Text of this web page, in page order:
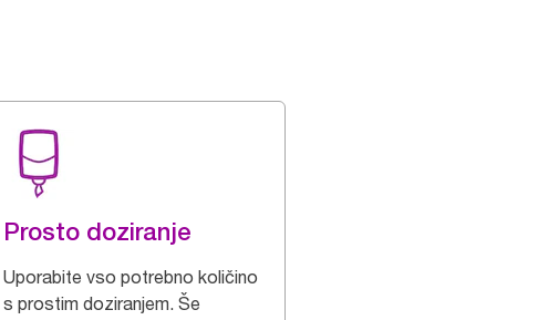
Prosto doziranje
Uporabite vso potrebno količino
s prostim doziranjem. Še